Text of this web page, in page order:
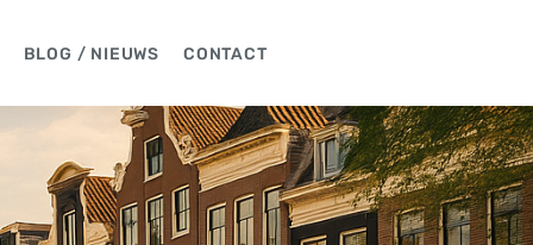
BLOG / NIEUWS CONTACT